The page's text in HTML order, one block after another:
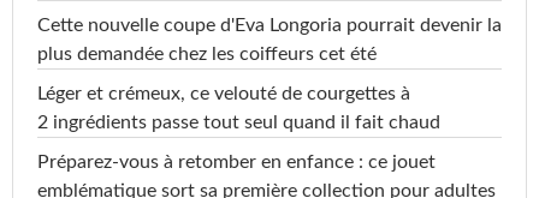
Cette nouvelle coupe d'Eva Longoria pourrait devenir la
plus demandée chez les coiffeurs cet été
Léger et crémeux, ce velouté de courgettes à
2 ingrédients passe tout seul quand il fait chaud
Préparez-vous à retomber en enfance : ce jouet
emblématique sort sa première collection pour adultes